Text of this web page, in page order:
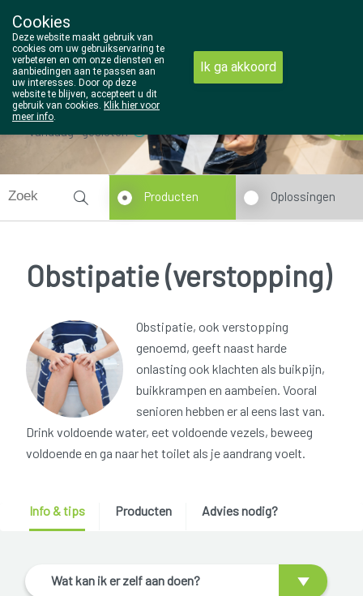
014/810298
Vandaag gesloten
Producten Oplossingen
Obstipatie (verstopping)
Obstipatie, ook verstopping
genoemd, geeft naast harde
onlasting ook klachten als buikpijn,
buikkrampen en aambeien. Vooral
senioren hebben er al eens last van.
Drink voldoende water, eet voldoende vezels, beweeg
voldoende en ga naar het toilet als je aandrang voelt.
Info & tips Producten Advies nodig?
Wat kan ik er zelf aan doen?
Cookies
Deze website maakt gebruik van
cookies om uw gebruikservaring te
verbeteren en om onze diensten en
aanbiedingen aan te passen aan
uw interesses. Door op deze
website te blijven, accepteert u dit
gebruik van cookies. Klik hier voor
meer info.
Ik ga akkoord